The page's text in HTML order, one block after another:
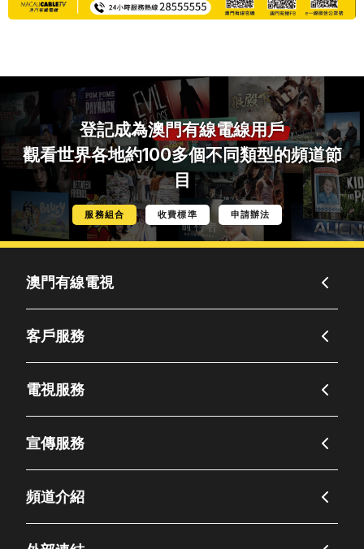
登記成為澳門有線電線用戶
觀看世界各地約100多個不同類型的頻道節
目
服務組合 收費標準 申請辦法
澳門有線電視
客戶服務
電視服務
宣傳服務
頻道介紹